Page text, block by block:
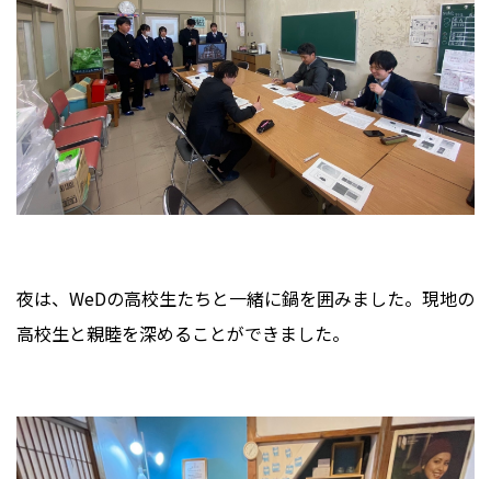
夜は、WeDの高校生たちと一緒に鍋を囲みました。現地の
高校生と親睦を深めることができました。